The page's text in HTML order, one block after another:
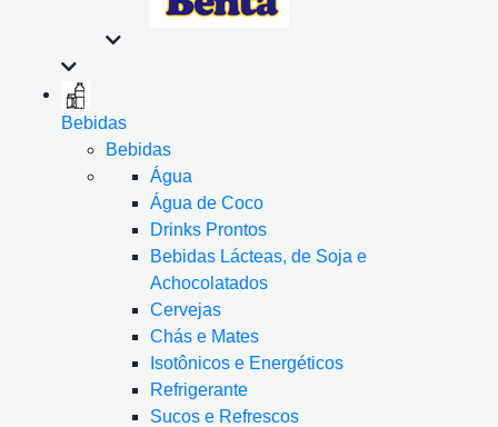
Bebidas
Bebidas
Água
Água de Coco
Drinks Prontos
Bebidas Lácteas, de Soja e
Achocolatados
Cervejas
Chás e Mates
Isotônicos e Energéticos
Refrigerante
Sucos e Refrescos